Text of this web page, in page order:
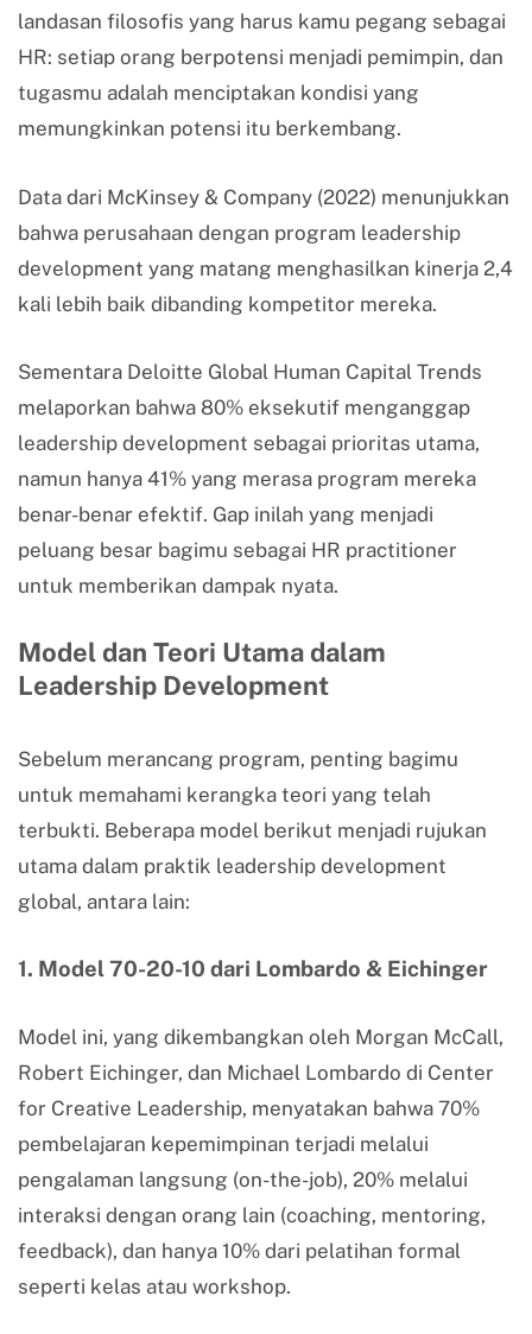
landasan filosofis yang harus kamu pegang sebagai
HR: setiap orang berpotensi menjadi pemimpin, dan
tugasmu adalah menciptakan kondisi yang
memungkinkan potensi itu berkembang.
Data dari McKinsey & Company (2022) menunjukkan
bahwa perusahaan dengan program leadership
development yang matang menghasilkan kinerja 2,4
kali lebih baik dibanding kompetitor mereka.
Sementara Deloitte Global Human Capital Trends
melaporkan bahwa 80% eksekutif menganggap
leadership development sebagai prioritas utama,
namun hanya 41% yang merasa program mereka
benar-benar efektif. Gap inilah yang menjadi
peluang besar bagimu sebagai HR practitioner
untuk memberikan dampak nyata.
Model dan Teori Utama dalam
Leadership Development
Sebelum merancang program, penting bagimu
untuk memahami kerangka teori yang telah
terbukti. Beberapa model berikut menjadi rujukan
utama dalam praktik leadership development
global, antara lain:
1. Model 70-20-10 dari Lombardo & Eichinger
Model ini, yang dikembangkan oleh Morgan McCall,
Robert Eichinger, dan Michael Lombardo di Center
for Creative Leadership, menyatakan bahwa 70%
pembelajaran kepemimpinan terjadi melalui
pengalaman langsung (on-the-job), 20% melalui
interaksi dengan orang lain (coaching, mentoring,
feedback), dan hanya 10% dari pelatihan formal
seperti kelas atau workshop.